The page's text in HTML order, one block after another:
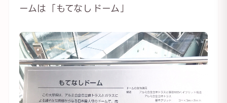
ームは「もてなしドーム」